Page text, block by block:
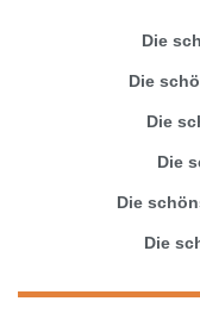
Die
Die
Die
Die
Die
Die